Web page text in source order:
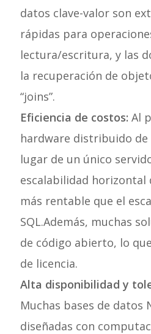
datos clave-valor son
rápidas para
lectura/escritura, y las
la recuperación de
“joins”.
Eficiencia de costos: Al
hardware distribuido
lugar de un único
escalabilidad horizontal
más rentable que el
SQL.Además, muchas
de código abierto, lo
de licencia.
Alta disponibilidad y
Muchas bases de datos
diseñadas con